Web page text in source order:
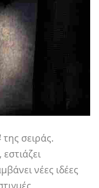
της σειράς.
νέες ιδέες